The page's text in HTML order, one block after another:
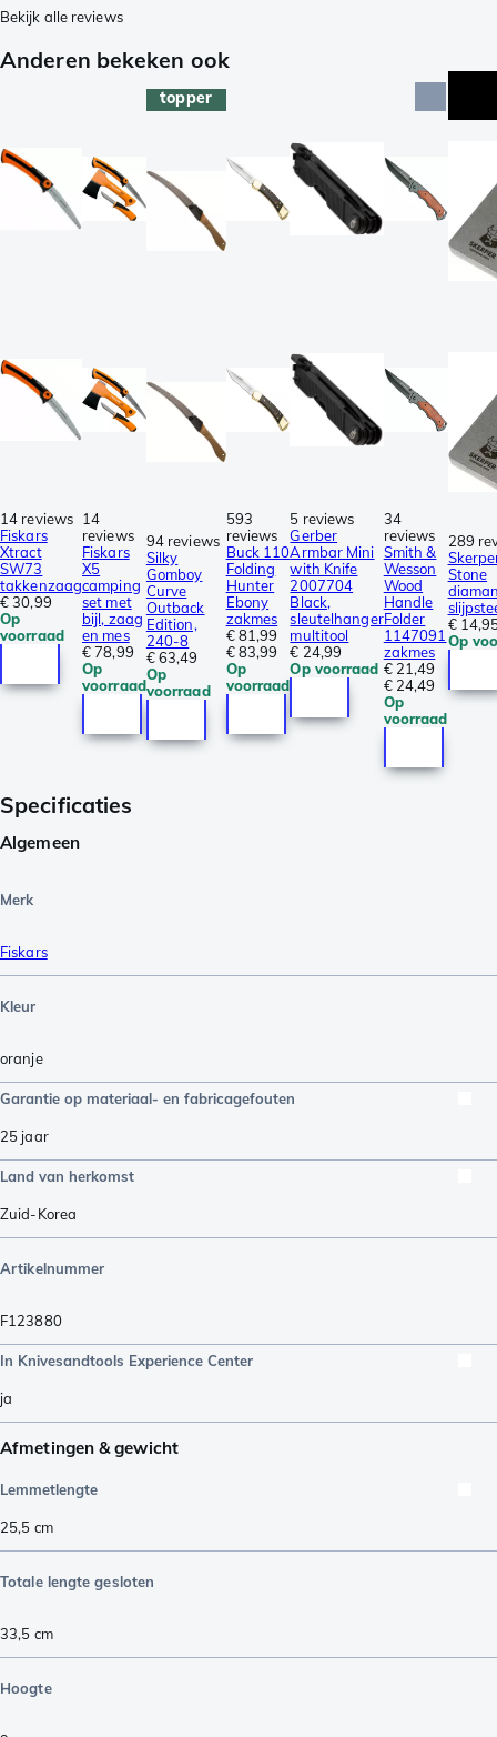
Bekijk alle reviews
Anderen bekeken ook
14 reviews
Fiskars
Xtract
SW73
takkenzaag
€ 30,99
Op
voorraad
14
reviews
Fiskars
X5
camping
set met
bijl, zaag
en mes
€ 78,99
Op
voorraad
topper
94 reviews
Silky
Gomboy
Curve
Outback
Edition,
240-8
€ 63,49
Op
voorraad
593
reviews
Buck 110
Folding
Hunter
Ebony
zakmes
€ 81,99
€ 83,99
Op
voorraad
5 reviews
Gerber
Armbar Mini
with Knife
2007704
Black,
sleutelhanger
multitool
€ 24,99
Op voorraad
34
reviews
Smith &
Wesson
Wood
Handle
Folder
1147091
zakmes
€ 21,49
€ 24,49
Op
voorraad
289
Stone
€
Op
Specificaties
Algemeen
Merk
Fiskars
Kleur
oranje
Garantie op materiaal- en fabricagefouten
25 jaar
Land van herkomst
Zuid-Korea
Artikelnummer
F123880
In Knivesandtools Experience Center
ja
Afmetingen & gewicht
Lemmetlengte
25,5 cm
Totale lengte gesloten
33,5 cm
Hoogte